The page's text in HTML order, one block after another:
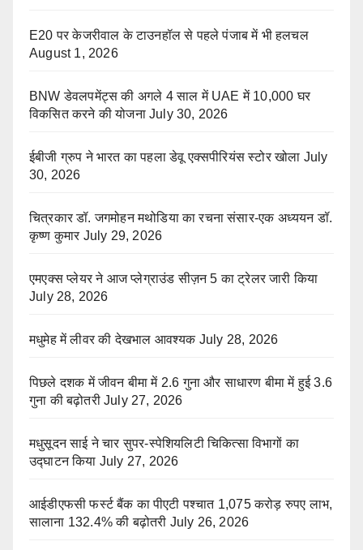
E20 पर केजरीवाल के टाउनहॉल से पहले पंजाब में भी हलचल
August 1, 2026
BNW डेवलपमेंट्स की अगले 4 साल में UAE में 10,000 घर
विकसित करने की योजना July 30, 2026
ईबीजी ग्रुप ने भारत का पहला डेवू एक्सपीरियंस स्टोर खोला July
30, 2026
चित्रकार डॉ. जगमोहन मथोडिया का रचना संसार-एक अध्ययन डॉ.
कृष्ण कुमार July 29, 2026
एमएक्स प्लेयर ने आज प्लेग्राउंड सीज़न 5 का ट्रेलर जारी किया
July 28, 2026
मधुमेह में लीवर की देखभाल आवश्यक July 28, 2026
पिछले दशक में जीवन बीमा में 2.6 गुना और साधारण बीमा में हुई 3.6
गुना की बढ़ोतरी July 27, 2026
मधुसूदन साई ने चार सुपर-स्पेशियलिटी चिकित्सा विभागों का
उद्घाटन किया July 27, 2026
आईडीएफसी फर्स्ट बैंक का पीएटी पश्चात 1,075 करोड़ रुपए लाभ,
सालाना 132.4% की बढ़ोतरी July 26, 2026